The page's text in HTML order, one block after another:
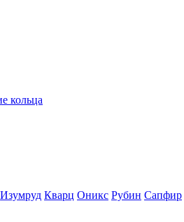
кольца
Изумруд Кварц Оникс Рубин Сапфир